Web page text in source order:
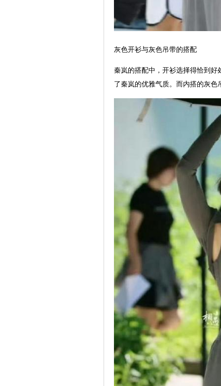
灰色开衫与灰色吊带的搭配
秦岚的搭配中，开衫选择得恰到
了秦岚的优雅气质。而内搭的灰